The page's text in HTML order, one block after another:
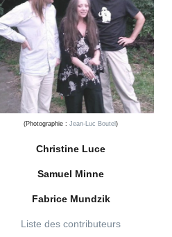
(Photographie : Jean-Luc Boutel )
Christine Luce
Samuel Minne
Fabrice Mundzik
Liste des contributeurs